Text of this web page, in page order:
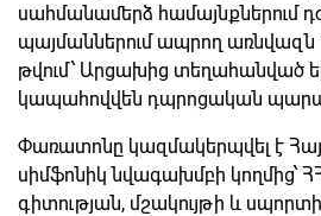
սահմանամերձ համայնքներում
պայմաններում ապրող առնվազն
թվում՝ Արցախից տեղահանված
կապահովվեն դպրոցական
Փառատոնը կազմակերպվել է
սիմֆոնիկ նվագախմբի կողմից՝
գիտության, մշակույթի և